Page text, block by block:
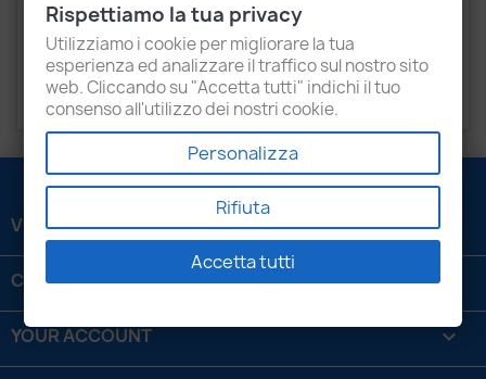
Recensioni
FIATDucato 3.0
VENEZIANI LUIGI SRL 
CONTATTACI 
YOUR ACCOUNT 
Rispettiamo la tua privacy
Utilizziamo i cookie per migliorare la tua
esperienza ed analizzare il traffico sul nostro sito
web. Cliccando su "Accetta tutti" indichi il tuo
consenso all'utilizzo dei nostri cookie.
Personalizza
Rifiuta
Accetta tutti